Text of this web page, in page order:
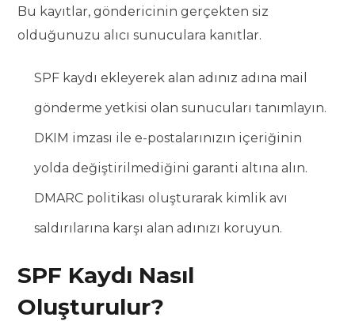
Bu kayıtlar, göndericinin gerçekten siz
olduğunuzu alıcı sunuculara kanıtlar.
SPF kaydı ekleyerek alan adınız adına mail
gönderme yetkisi olan sunucuları tanımlayın.
DKIM imzası ile e-postalarınızın içeriğinin
yolda değiştirilmediğini garanti altına alın.
DMARC politikası oluşturarak kimlik avı
saldırılarına karşı alan adınızı koruyun.
SPF Kaydı Nasıl
Oluşturulur?